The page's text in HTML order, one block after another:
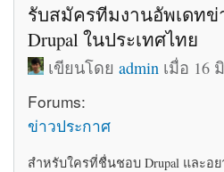
รับสมัครทีมงานอัพเดทข่
Drupal ในประเทศไทย
เขียนโดยadmin เมื่อ 16
Forums:
ข่าวประกาศ
สำหรับใครที่ชื่นชอบ Drupal และอ